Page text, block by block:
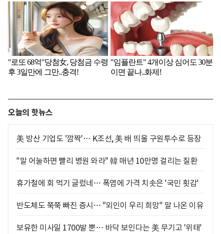
오늘의 핫뉴스
美 방산 기업도 '깜짝'… K조선, 美 배 띄울 구원투수로 등장
"말 어눌하면 빨리 병원 와라" 韓 매년 10만명 걸리는 질환
휴가철에 회 먹기 글렀네… 폭염에 가격 치솟은 '국민 횟감'
반도체도 쭉쭉 빠진 증시… "외인이 우리 희망" 말 나온 이유
보유한 미사일 1700발 뿐… 바닥 보인다는 美 무기고 '위태'